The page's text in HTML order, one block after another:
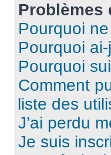
Problèmes
Pourquoi
Pourquoi
Pourquoi
Comment
liste des
J’ai perdu
Je suis